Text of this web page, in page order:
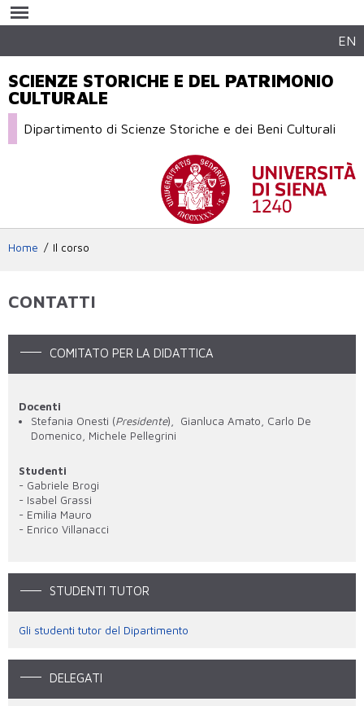
contenuto
EN
SCIENZE STORICHE E DEL PATRIMONIO
CULTURALE
Dipartimento di Scienze Storiche e dei Beni Culturali
Home Il corso
CONTATTI
COMITATO PER LA DIDATTICA
Docenti
Stefania Onesti (Presidente), Gianluca Amato, Carlo De
Domenico, Michele Pellegrini
Studenti
- Gabriele Brogi
- Isabel Grassi
- Emilia Mauro
- Enrico Villanacci
STUDENTI TUTOR
Gli studenti tutor del Dipartimento
DELEGATI